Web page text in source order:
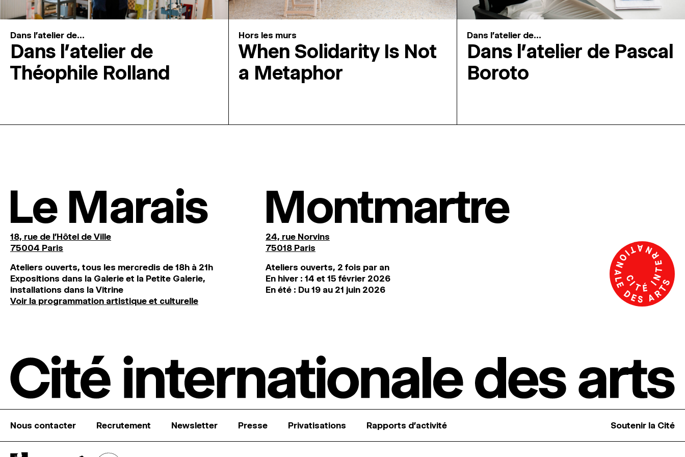
Dans l'atelier de...
Dans l’atelier de
Théophile Rolland
Hors les murs
When Solidarity Is Not
a Metaphor
Dans l'atelier de...
Dans l’atelier de Pascal
Boroto
Le Marais
18, rue de l'Hôtel de Ville
75004 Paris
Ateliers ouverts, tous les mercredis de 18h à 21h
Expositions dans la Galerie et la Petite Galerie,
installations dans la Vitrine
Voir la programmation artistique et culturelle
Montmartre
24, rue Norvins
75018 Paris
Ateliers ouverts, 2 fois par an
En hiver : 14 et 15 février 2026
En été : Du 19 au 21 juin 2026
Nous contacter Recrutement Newsletter Presse Privatisations Rapports d’activité Soutenir la Cité